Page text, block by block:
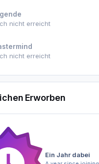
nicht erreicht
nicht erreicht
Erworben
Ein Jahr dabei